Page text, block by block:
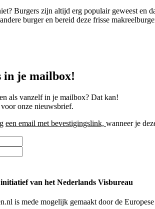
Burgers zijn altijd erg populair geweest en
burger en bereid deze frisse
in je mailbox!
als vanzelf in je mailbox? Dat kan!
onze nieuwsbrief.
een email met bevestigingslink, wanneer je
van het Nederlands Visbureau
is mede mogelijk gemaakt door de